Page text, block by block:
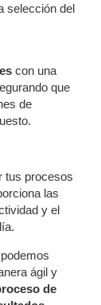
selección del
con una
que
de
tus procesos
las
y el
ágil y
de